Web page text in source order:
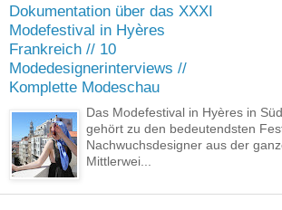
Dokumentation über das XXXI
Modefestival in Hyères
Frankreich // 10
Modedesignerinterviews //
Komplette Modeschau
Das Modefestival in Hyères in
gehört zu den bedeutendsten
Nachwuchsdesigner aus der
Mittlerwei...